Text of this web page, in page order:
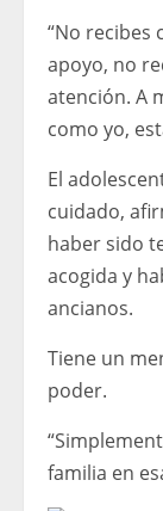
“No recibes
apoyo, no
atención. A
como yo,
El
cuidado,
haber sido
acogida y
ancianos.
Tiene un
poder.
familia en